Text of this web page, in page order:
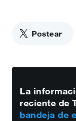
Postear
La
reciente de
bandeja de